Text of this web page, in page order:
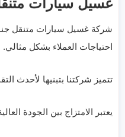
شركة غسيل سيارات متنقل
احتياجات العملاء بشكل مثالي.
تتميز شركتنا بتبنيها لأحدث
يعتبر الامتزاج بين الجودة